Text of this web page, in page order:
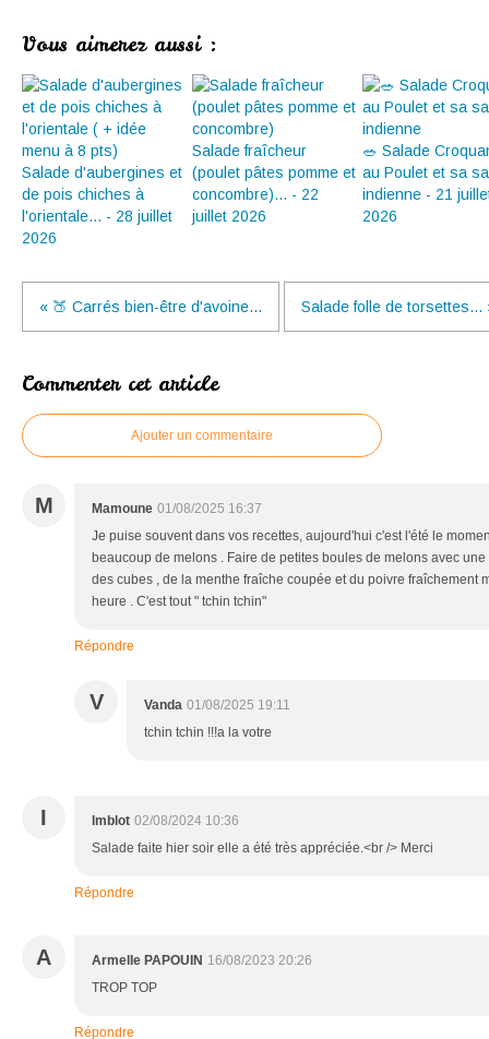
Vous aimerez aussi :
Salade d'aubergines et
de pois chiches à
l'orientale... - 28 juillet
2026
Salade fraîcheur
(poulet pâtes pomme et
concombre)... - 22
juillet 2026
🥗 Salade
au Poulet et sa
indienne - 21
2026
« 🍑 Carrés bien-être d'avoine... Salade folle de torsettes...
Commenter cet article
Ajouter un commentaire
M Mamoune 01/08/2025 16:37
Je puise souvent dans vos recettes, aujourd'hui c'est l'été le
beaucoup de melons . Faire de petites boules de melons avec
des cubes , de la menthe fraîche coupée et du poivre fraîchement
heure . C'est tout " tchin tchin"
Répondre
V Vanda 01/08/2025 19:11
tchin tchin !!!a la votre
I Imblot 02/08/2024 10:36
Salade faite hier soir elle a été très appréciée.<br /> Merci
Répondre
A Armelle PAPOUIN 16/08/2023 20:26
TROP TOP
Répondre